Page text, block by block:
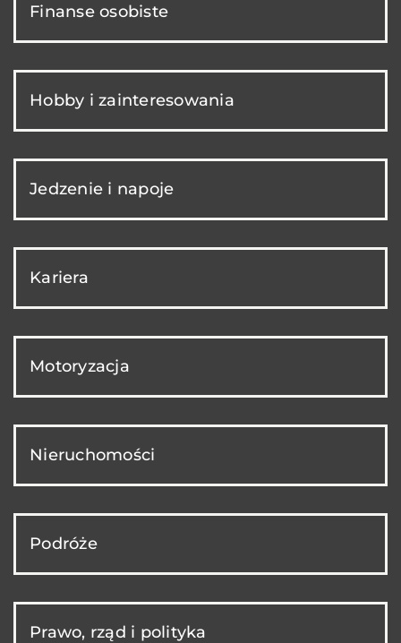
Finanse osobiste
Hobby i zainteresowania
Jedzenie i napoje
Kariera
Motoryzacja
Nieruchomości
Podróże
Prawo, rząd i polityka